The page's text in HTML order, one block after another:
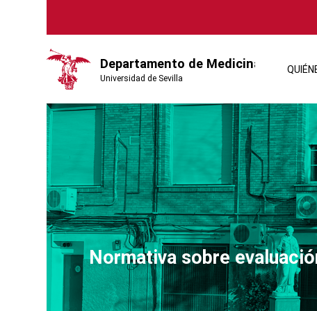
Normativa sobre